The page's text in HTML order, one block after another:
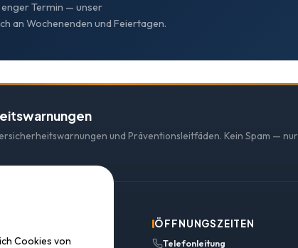
Termin — unser
an Wochenenden und Feiertagen.
und Präventionsleitfäden. Kein Spam — nur
ÖFFNUNGSZEITEN
Telefonleitung
Cookies von